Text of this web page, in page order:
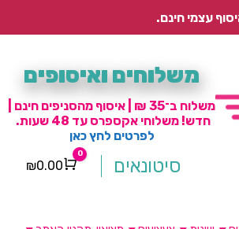
משלוחים ואיסופים
משלוח ב־35 ₪ | איסוף מהסניפים חינם |
חדש! משלוחי אקספרס עד 48 שעות.
לפרטים לחץ כאן
סיטונאים Cart
0
₪0.00